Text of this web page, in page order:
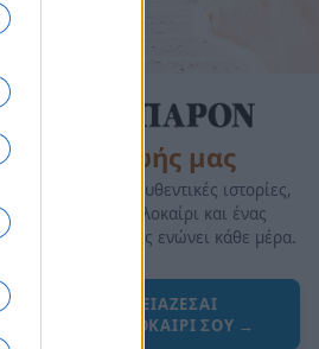
της Ζωής μας
Οι άνθρωποι, οι αυθεντικές ιστορίες,
το ελληνικό καλοκαίρι και ένας
πολιτισμός που μας ενώνει κάθε μέρα.
ΟΣΑ ΧΡΕΙΑΖΕΣΑΙ
ΓΙΑ ΤΟ ΚΑΛΟΚΑΙΡΙ ΣΟΥ →